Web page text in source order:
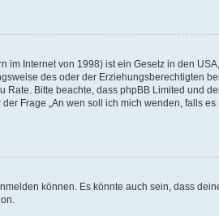
im Internet von 1998) ist ein Gesetz in den
des oder der Erziehungsberechtigten
Bitte beachte, dass phpBB Limited und
Frage „An wen soll ich mich wenden, falls
können. Es könnte auch sein, dass